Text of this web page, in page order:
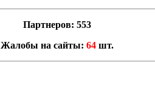
Партнеров: 553
Жалобы на сайты: 64 шт.